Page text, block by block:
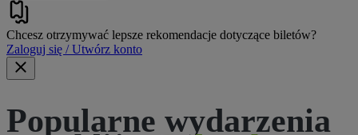
Chcesz otrzymywać lepsze rekomendacje dotyczące biletów?
Zaloguj się / Utwórz konto
Popularne wydarzenia